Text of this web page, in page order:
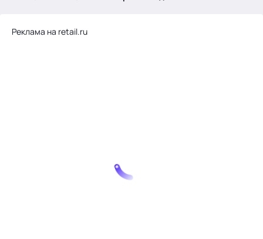
Реклама на retail.ru